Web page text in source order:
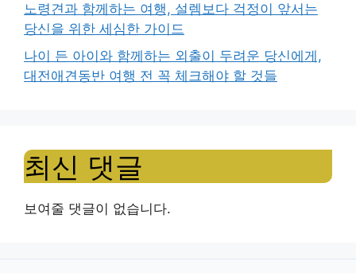
노령견과 함께하는 여행, 설렘보다 걱정이 앞서는
당신을 위한 세심한 가이드
나이 든 아이와 함께하는 외출이 두려운 당신에게,
대전애견동반 여행 전 꼭 체크해야 할 것들
최신 댓글
보여줄 댓글이 없습니다.